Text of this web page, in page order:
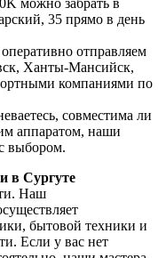
35 прямо в день
отправляем
Ханты-Мансийск,
компаниями по
совместима ли
аппаратом, наши
выбором.
в Сургуте
Наш
бытовой техники и
Если у вас нет